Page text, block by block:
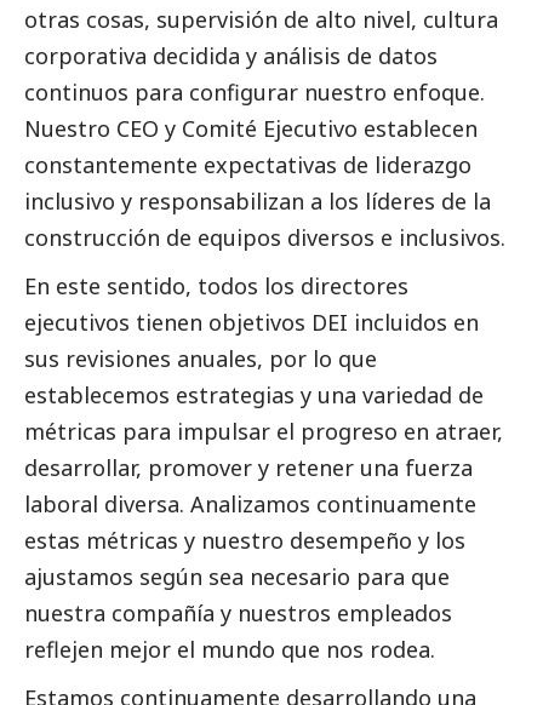
otras cosas, supervisión de alto nivel, cultura
corporativa decidida y análisis de datos
continuos para configurar nuestro enfoque.
Nuestro CEO y Comité Ejecutivo establecen
constantemente expectativas de liderazgo
inclusivo y responsabilizan a los líderes de la
construcción de equipos diversos e inclusivos.
En este sentido, todos los directores
ejecutivos tienen objetivos DEI incluidos en
sus revisiones anuales, por lo que
establecemos estrategias y una variedad de
métricas para impulsar el progreso en atraer,
desarrollar, promover y retener una fuerza
laboral diversa. Analizamos continuamente
estas métricas y nuestro desempeño y los
ajustamos según sea necesario para que
nuestra compañía y nuestros empleados
reflejen mejor el mundo que nos rodea.
Estamos continuamente desarrollando una